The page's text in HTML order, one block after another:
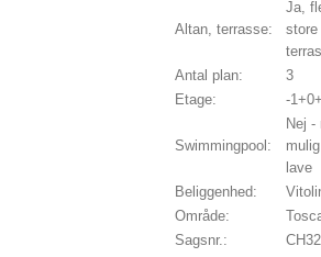
Altan, terrasse:
Ja,
store
Antal plan:
3
Etage:
-
Swimmingpool:
Nej -
lave
Beliggenhed:
Område:
Sagsnr.: